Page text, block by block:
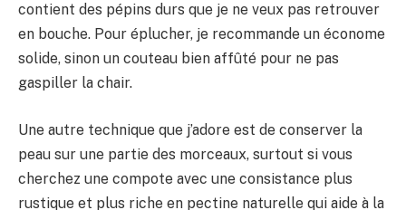
contient des pépins durs que je ne veux pas retrouver
en bouche. Pour éplucher, je recommande un économe
solide, sinon un couteau bien affûté pour ne pas
gaspiller la chair.
Une autre technique que j’adore est de conserver la
peau sur une partie des morceaux, surtout si vous
cherchez une compote avec une consistance plus
rustique et plus riche en pectine naturelle qui aide à la